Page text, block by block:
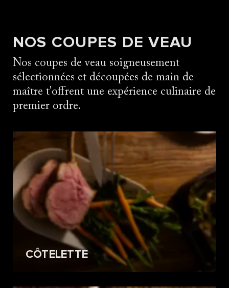
NOS COUPES DE VEAU
Nos coupes de veau soigneusement
sélectionnées et découpées de main de
maître t'offrent une expérience culinaire de
premier ordre.
CÔTELETTE